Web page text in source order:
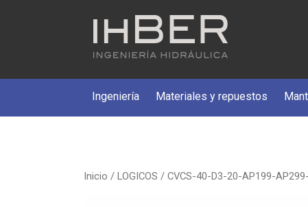
Ingeniería Materiales y repuestos
Inicio / LOGICOS / CVCS-40-D3-20-AP199-